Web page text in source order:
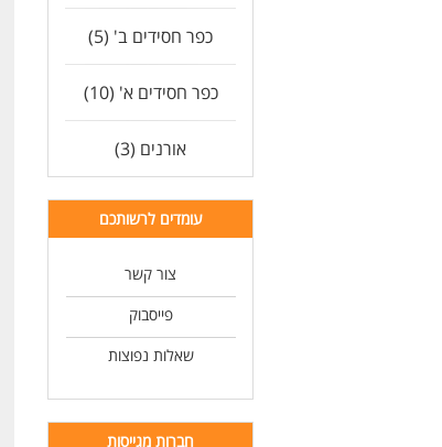
כפר חסידים ב' (5)
כפר חסידים א' (10)
אורנים (3)
עומדים לרשותכם
צור קשר
פייסבוק
שאלות נפוצות
חברות מגייסות